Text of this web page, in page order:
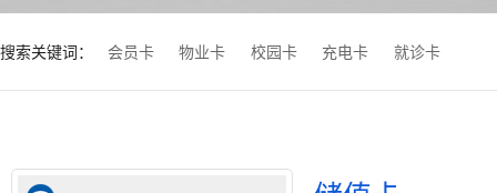
搜索关键词： 会员卡 物业卡 校园卡 充电卡 就诊卡